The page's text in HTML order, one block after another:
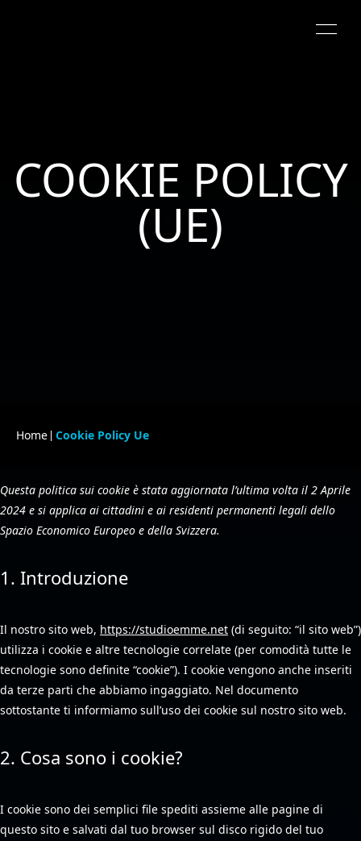
COOKIE POLICY
(UE)
Home Cookie Policy Ue
Questa politica sui cookie è stata aggiornata l’ultima volta il 2 Aprile
2024 e si applica ai cittadini e ai residenti permanenti legali dello
Spazio Economico Europeo e della Svizzera.
1. Introduzione
Il nostro sito web, https://studioemme.net (di seguito: “il sito web”)
utilizza i cookie e altre tecnologie correlate (per comodità tutte le
tecnologie sono definite “cookie”). I cookie vengono anche inseriti
da terze parti che abbiamo ingaggiato. Nel documento
sottostante ti informiamo sull’uso dei cookie sul nostro sito web.
2. Cosa sono i cookie?
I cookie sono dei semplici file spediti assieme alle pagine di
questo sito e salvati dal tuo browser sul disco rigido del tuo